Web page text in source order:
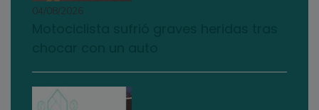
04/08/2026